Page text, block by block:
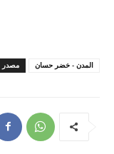
مصدر المدن - خضر حسان